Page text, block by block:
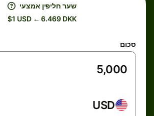
שער חליפין אמצעי
$1 USD ← 6.469 DKK
סכום
USD